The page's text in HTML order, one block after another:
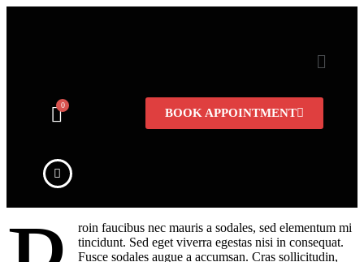
BOOK APPOINTMENT
roin faucibus nec mauris a sodales, sed elementum mi
tincidunt. Sed eget viverra egestas nisi in consequat.
Fusce sodales augue a accumsan. Cras sollicitudin,